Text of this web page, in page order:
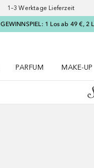
1–3 Werktage Lieferzeit
GEWINNSPIEL: 1 Los ab 49 €,
PARFUM
MAKE-UP